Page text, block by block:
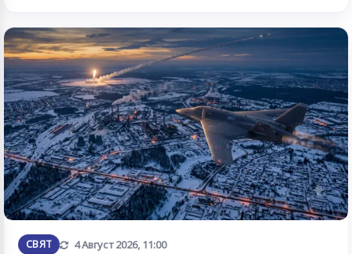
СВЯТ Обновена
4 Август 2026, 11:00